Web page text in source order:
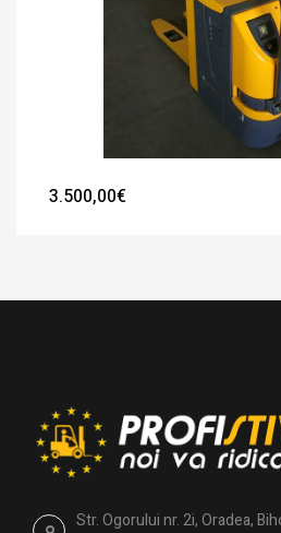
3.500,00€
Str. Ogorului nr. 2i, Oradea,